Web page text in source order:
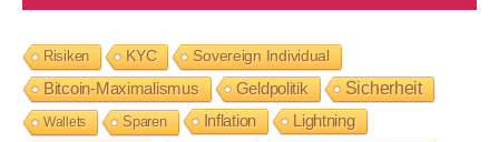
Risiken KYC Sovereign Individual
Bitcoin-Maximalismus Geldpolitik Sicherheit
Wallets Sparen Inflation Lightning